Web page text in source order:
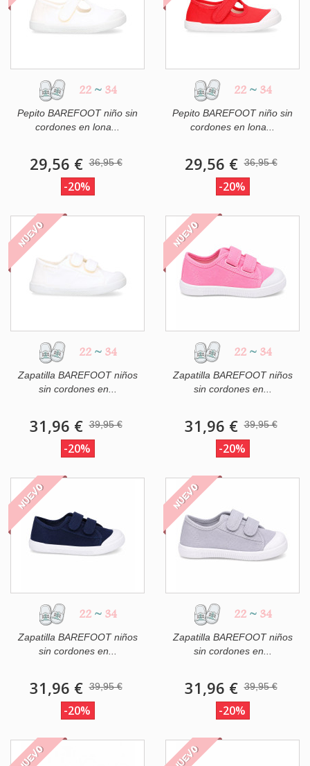
22 ~ 34
Pepito BAREFOOT niño sin
cordones en lona...
29,56 € 36,95 €
-20%
22 ~ 34
Pepito BAREFOOT niño sin
cordones en lona...
29,56 € 36,95 €
-20%
NUEVO
22 ~ 34
Zapatilla BAREFOOT niños
sin cordones en...
31,96 € 39,95 €
-20%
NUEVO
22 ~ 34
Zapatilla BAREFOOT niños
sin cordones en...
31,96 € 39,95 €
-20%
NUEVO
22 ~ 34
Zapatilla BAREFOOT niños
sin cordones en...
31,96 € 39,95 €
-20%
NUEVO
22 ~ 34
Zapatilla BAREFOOT niños
sin cordones en...
31,96 € 39,95 €
-20%